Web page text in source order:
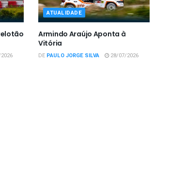
ATUALIDADE
Armindo Araújo Aponta à
Vitória
DE PAULO JORGE SILVA 28/07/2026